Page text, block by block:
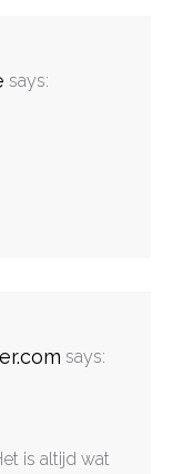
says:
says:
is altijd wat